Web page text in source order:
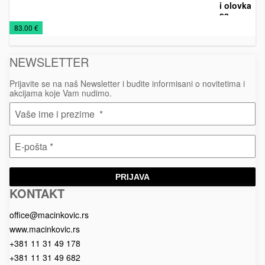
i olovka
sa
586A
Kožna
galanterija
Kožni
rokovnici
Rokovnici
2026
€83.00 €
NEWSLETTER
Prijavite se na naš Newsletter i budite informisani o novitetima i
akcijama koje Vam nudimo.
PRIJAVA
Macinkovic
Macinkovic
https://www.macinkovic.rs/wp-
KONTAKT
office@macinkovic.rs
www.macinkovic.rs
+381 11 31 49 178
+381 11 31 49 682